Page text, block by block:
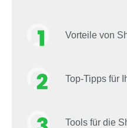
Vorteile von
Top-Tipps für
Tools für die